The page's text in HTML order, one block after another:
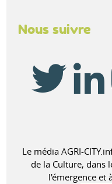
Nous suivre
Le média AGRI-
de la Culture, dans
l'émergence et